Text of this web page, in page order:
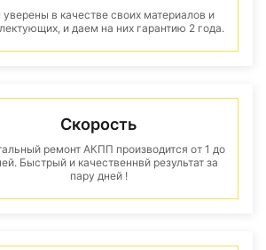
в качестве своих материалов и
и даем на них гарантию 2 года.
Скорость
ремонт АКПП производится от 1 до
Быстрый и качественнвй результат за
пару дней !